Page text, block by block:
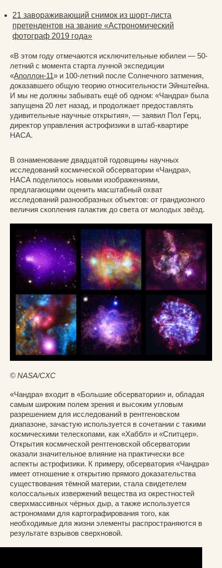
21 завораживающий снимок из шорт-листа
претендентов на звание «Астрономический
фотограф 2019 года»
«В этом году отмечаются исключительные юбилеи — 50-
летний с момента старта лунной экспедиции
«Аполлон-11» и 100-летний после Солнечного затмения,
доказавшего общую теорию относительности Эйнштейна.
И мы не должны забывать ещё об одном: «Чандра» была
запущена 20 лет назад, и продолжает предоставлять
удивительные научные открытия», — заявил Пол Герц,
директор управления астрофизики в штаб-квартире
НАСА.
В ознаменование двадцатой годовщины научных
исследований космической обсерватории «Чандра»,
НАСА поделилось новыми изображениями,
предлагающими оценить масштабный охват
исследований разнообразных объектов: от грандиозного
величия скопления галактик до света от молодых звёзд.
© NASA/CXC
«Чандра» входит в «Большие обсерватории» и, обладая
самым широким полем зрения и высоким угловым
разрешением для исследований в рентгеновском
диапазоне, зачастую используется в сочетании с такими
космическими телескопами, как «Хаббл» и «Спитцер».
Открытия космической рентгеновской обсерватории
оказали значительное влияние на практически все
аспекты астрофизики. К примеру, обсерватория «Чандра»
имеет отношение к открытию прямого доказательства
существования тёмной материи, стала свидетелем
колоссальных извержений вещества из окрестностей
сверхмассивных чёрных дыр, а также используется
астрономами для картографирования того, как
необходимые для жизни элементы распространяются в
результате взрывов сверхновой.